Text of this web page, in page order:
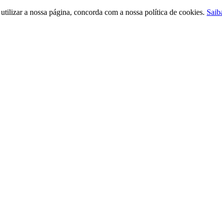
a nossa página, concorda com a nossa política de cookies.